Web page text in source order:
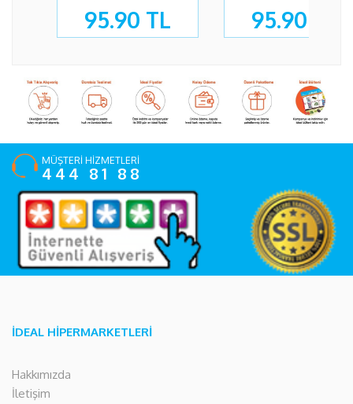
95.90 TL 95.90 TL
MÜŞTERİ HİZMETLERİ
444 81 88
İDEAL HİPERMARKETLERİ
Hakkımızda
İletişim